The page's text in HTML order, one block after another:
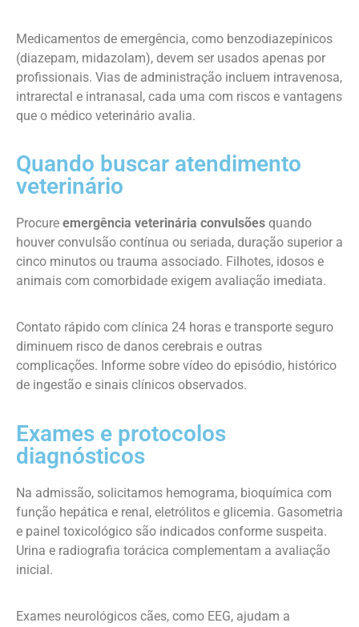
Medicamentos de emergência, como benzodiazepínicos
(diazepam, midazolam), devem ser usados apenas por
profissionais. Vias de administração incluem intravenosa,
intrarectal e intranasal, cada uma com riscos e vantagens
que o médico veterinário avalia.
Quando buscar atendimento
veterinário
Procure emergência veterinária convulsões quando
houver convulsão contínua ou seriada, duração superior a
cinco minutos ou trauma associado. Filhotes, idosos e
animais com comorbidade exigem avaliação imediata.
Contato rápido com clínica 24 horas e transporte seguro
diminuem risco de danos cerebrais e outras
complicações. Informe sobre vídeo do episódio, histórico
de ingestão e sinais clínicos observados.
Exames e protocolos
diagnósticos
Na admissão, solicitamos hemograma, bioquímica com
função hepática e renal, eletrólitos e glicemia. Gasometria
e painel toxicológico são indicados conforme suspeita.
Urina e radiografia torácica complementam a avaliação
inicial.
Exames neurológicos cães, como EEG, ajudam a